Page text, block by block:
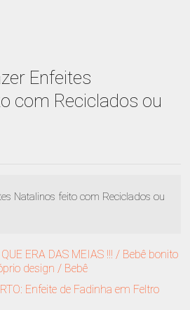
Enfeites
com Reciclados ou
Natalinos feito com Reciclados ou
ERA DAS MEIAS !!! / Bebê bonito
design / Bebê
Enfeite de Fadinha em Feltro